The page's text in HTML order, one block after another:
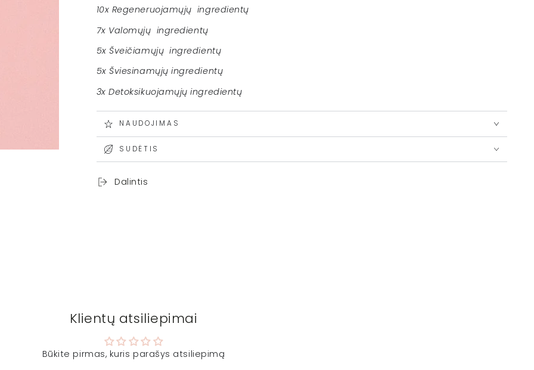
10x Regeneruojamųjų ingredientų
7x Valomųjų ingredientų
5x Šveičiamųjų ingredientų
5x Šviesinamųjų ingredientų
3x Detoksikuojamųjų ingredientų
NAUDOJIMAS
SUDĖTIS
Dalintis
Klientų atsiliepimai
Būkite pirmas, kuris parašys atsiliepimą